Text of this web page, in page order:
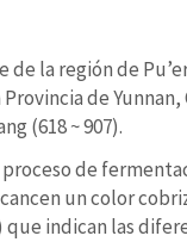
la región de
de
(618 ~ 907).
de
un color
indican las